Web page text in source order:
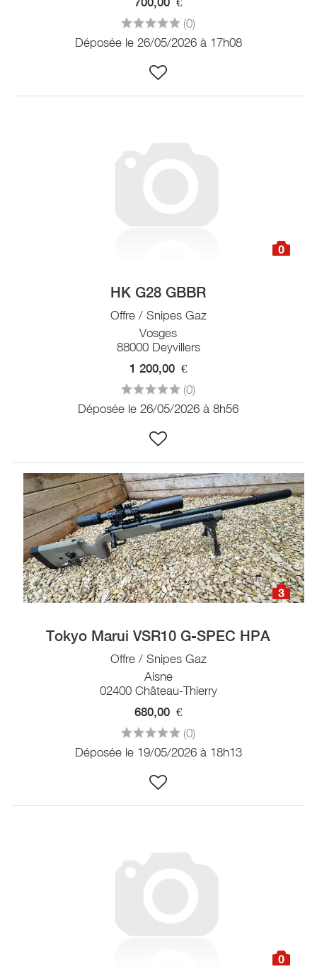
(0)
Déposée le 26/05/2026 à 17h08
0
HK G28 GBBR
Offre / Snipes Gaz
Vosges
88000 Deyvillers
1 200,00 €
(0)
Déposée le 26/05/2026 à 8h56
3
Tokyo Marui VSR10 G-SPEC HPA
Offre / Snipes Gaz
Aisne
02400 Château-Thierry
680,00 €
(0)
Déposée le 19/05/2026 à 18h13
0